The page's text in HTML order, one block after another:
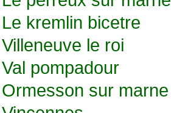
Le kremlin bicetre
Villeneuve le roi
Val pompadour
Ormesson sur marne